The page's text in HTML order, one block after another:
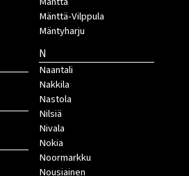
Mänttä-Vilppula
Mäntyharju
N
Naantali
Nakkila
Nastola
Nilsiä
Nivala
Nokia
Noormarkku
Nousiainen